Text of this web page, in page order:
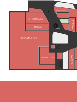
ADIDAS ATASAY
DECATHLON
PANÇO
SNEAKER LOOPS
STARBUCKS